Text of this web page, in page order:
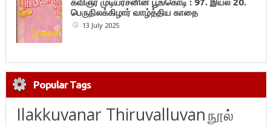
பெருநிலக்கிழார் வாழ்த்திய காதை
13 July 2025
Popular Tags
Ilakkuvanar Thiruvalluvanநூல்